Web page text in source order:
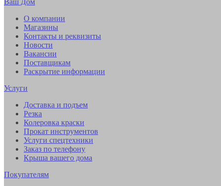
О компании
Магазины
Контакты и реквизиты
Новости
Вакансии
Поставщикам
Раскрытие информации
Услуги
Доставка и подъем
Резка
Колеровка краски
Прокат инструментов
Услуги спецтехники
Заказ по телефону
Крыша вашего дома
Покупателям